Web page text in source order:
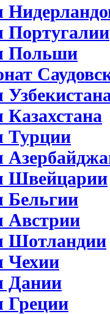
Португалии
Польши
Турции
Швейцарии
Бельгии
Австрии
Шотландии
Чехии
Дании
Греции